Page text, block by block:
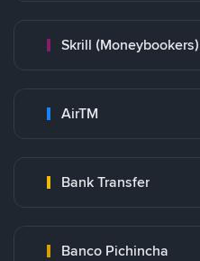
Skrill (Moneybookers)
AirTM
Bank Transfer
Banco Pichincha